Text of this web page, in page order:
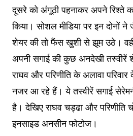
दूसरे को अंगूठी पहनाकर अपने रिश्ते
किया। सोशल मीडिया पर इन दोनों ने
शेयर की तो फैंस खुशी से झूम उठे। वहीं
अपनी सगाई की कुछ अनदेखी तस्वीरें
राघव और परिणीति के अलावा
नजर आ रहे हैं। ये तस्वीरें सगाई
है। देखिए राघव चड्ढा और परिणीति
इनसाइड अनसीन फोटोज।